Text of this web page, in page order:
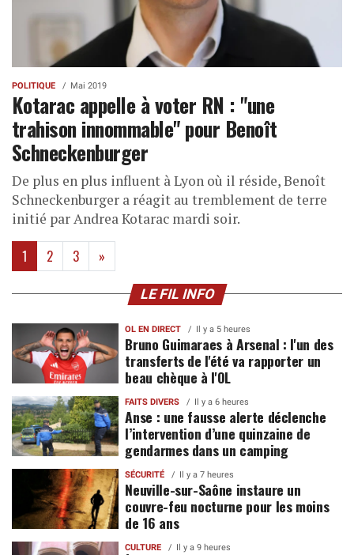
POLITIQUE Mai 2019
Kotarac appelle à voter RN : "une
trahison innommable" pour Benoît
Schneckenburger
De plus en plus influent à Lyon où il réside, Benoît
Schneckenburger a réagit au tremblement de terre
initié par Andrea Kotarac mardi soir.
1 (current)
2 3 »
LE FIL INFO
OL EN DIRECT Il y a 5 heures
Bruno Guimaraes à Arsenal : l'un des
transferts de l'été va rapporter un
beau chèque à l'OL
FAITS DIVERS Il y a 6 heures
Anse : une fausse alerte déclenche
l’intervention d’une quinzaine de
gendarmes dans un camping
SÉCURITÉ Il y a 7 heures
Neuville-sur-Saône instaure un
couvre-feu nocturne pour les moins
de 16 ans
CULTURE Il y a 9 heures